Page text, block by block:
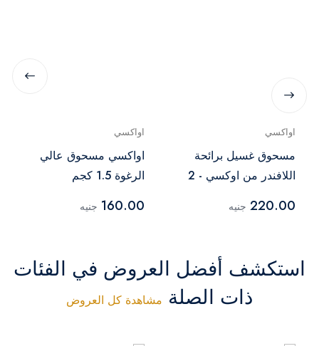
اواكسي
مسحوق غسيل برائحة
اللافندر من اوكسي - 2
220.00 جنيه
اواكسي
اواكسي مسحوق عالي
الرغوة 1.5 كجم
160.00 جنيه
استكشف أفضل العروض في الفئات
ذات الصلة مشاهدة كل العروض